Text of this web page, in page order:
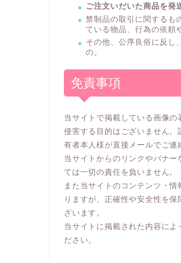
ご注文いだいた商品を発
禁制品の取引に関するも
ている物品、行為の依頼
その他、公序良俗に反し
の。
免責事項
当サイトで掲載している画像
侵害する目的はございません
有者本人様が直接メールでご連
当サイトからのリンクやバナ
ては一切の責任を負いません。
また当サイトのコンテンツ・
りますが、正確性や安全性を
ざいます。
当サイトに掲載された内容によ
ださい。